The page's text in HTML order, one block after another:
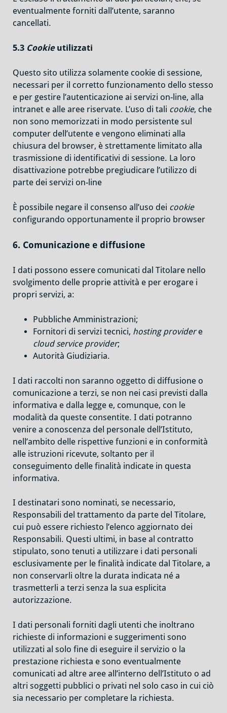
eventualmente forniti dall’utente, saranno
cancellati.
5.3 Cookieutilizzati
Questo sito utilizza solamente cookie di sessione,
necessari per il corretto funzionamento dello stesso
e per gestire l’autenticazione ai servizi on-line, alla
intranet e alle aree riservate. L’uso di tali cookie, che
non sono memorizzati in modo persistente sul
computer dell’utente e vengono eliminati alla
chiusura del browser, è strettamente limitato alla
trasmissione di identificativi di sessione. La loro
disattivazione potrebbe pregiudicare l’utilizzo di
parte dei servizi on-line
È possibile negare il consenso all’uso dei cookie
configurando opportunamente il proprio browser
6. Comunicazione e diffusione
I dati possono essere comunicati dal Titolare nello
svolgimento delle proprie attività e per erogare i
propri servizi, a:
Pubbliche Amministrazioni;
Fornitori di servizi tecnici, hosting providere
cloud service provider;
Autorità Giudiziaria.
I dati raccolti non saranno oggetto di diffusione o
comunicazione a terzi, se non nei casi previsti dalla
informativa e dalla legge e, comunque, con le
modalità da queste consentite. I dati potranno
venire a conoscenza del personale dell’Istituto,
nell’ambito delle rispettive funzioni e in conformità
alle istruzioni ricevute, soltanto per il
conseguimento delle finalità indicate in questa
informativa.
I destinatari sono nominati, se necessario,
Responsabili del trattamento da parte del Titolare,
cui può essere richiesto l’elenco aggiornato dei
Responsabili. Questi ultimi, in base al contratto
stipulato, sono tenuti a utilizzare i dati personali
esclusivamente per le finalità indicate dal Titolare, a
non conservarli oltre la durata indicata né a
trasmetterli a terzi senza la sua esplicita
autorizzazione.
I dati personali forniti dagli utenti che inoltrano
richieste di informazioni e suggerimenti sono
utilizzati al solo fine di eseguire il servizio o la
prestazione richiesta e sono eventualmente
comunicati ad altre aree all’interno dell’Istituto o ad
altri soggetti pubblici o privati nel solo caso in cui ciò
sia necessario per completare la richiesta.